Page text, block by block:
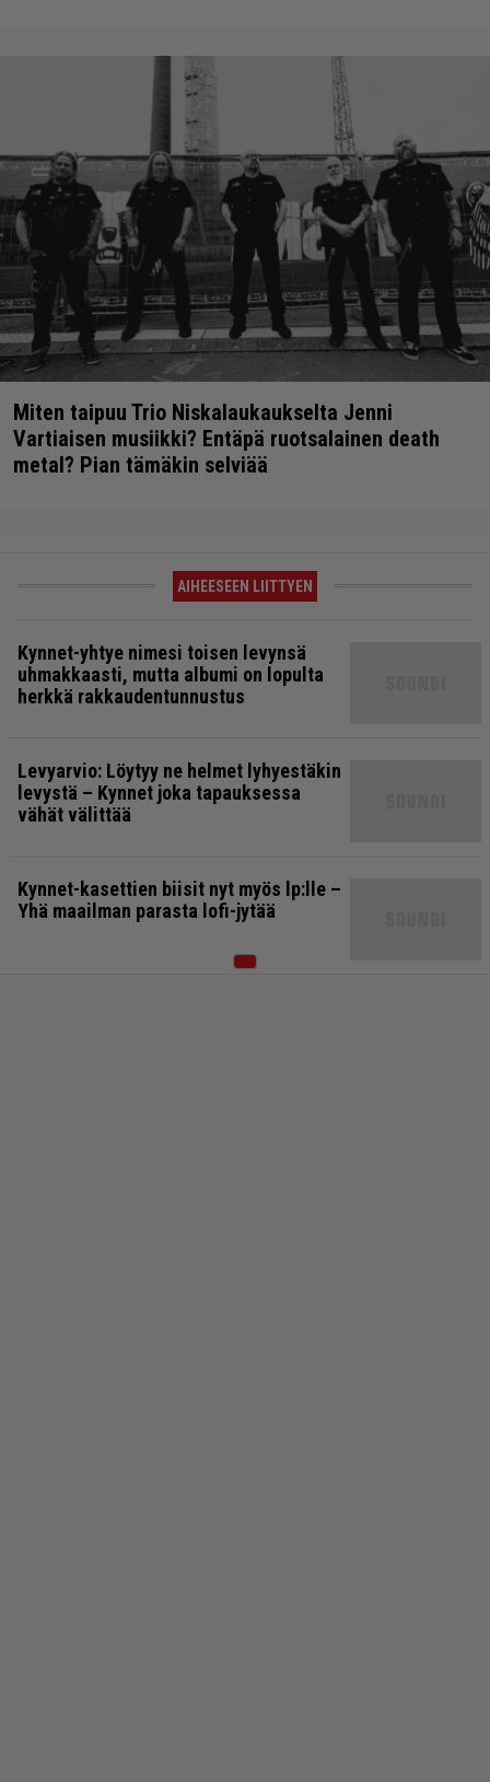
Miten taipuu Trio Niskalaukaukselta Jenni
Vartiaisen musiikki? Entäpä ruotsalainen death
metal? Pian tämäkin selviää
AIHEESEEN LIITTYEN
Kynnet-yhtye nimesi toisen levynsä
uhmakkaasti, mutta albumi on lopulta
herkkä rakkaudentunnustus
Levyarvio: Löytyy ne helmet lyhyestäkin
levystä – Kynnet joka tapauksessa
vähät välittää
Kynnet-kasettien biisit nyt myös lp:lle –
Yhä maailman parasta lofi-jytää